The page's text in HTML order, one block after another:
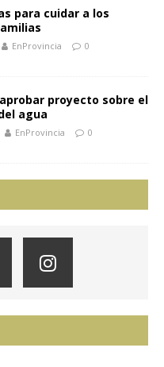
para cuidar a los
EnProvincia 0
proyecto sobre el
agua
EnProvincia 0